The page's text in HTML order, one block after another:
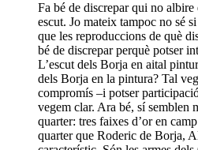
Fa bé de discrepar qui no
escut. Jo mateix tampoc no sé
que les reproduccions de què
bé de discrepar perquè potser
L’escut dels Borja en aital
dels Borja en la pintura? Tal
compromís –i potser
vegem clar. Ara bé, sí semblen
quarter: tres faixes d’or en
quarter que Roderic de Borja,